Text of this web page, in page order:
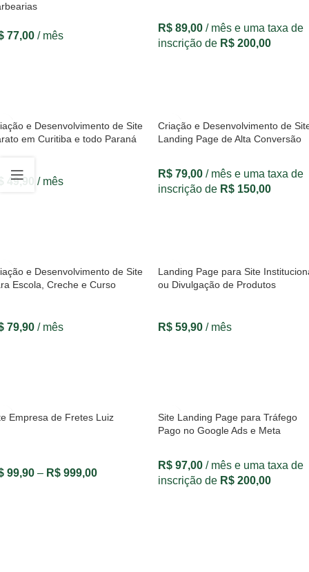
77,00 / mês
R$ 89,00 / mês e uma taxa de
inscrição de R$ 200,00
e Desenvolvimento de Site
em Curitiba e todo Paraná
49,90 / mês
Criação e Desenvolvimento de
Landing Page de Alta Conversão
R$ 79,00 / mês e uma taxa de
inscrição de R$ 150,00
e Desenvolvimento de Site
Escola, Creche e Curso
79,90 / mês
Landing Page para Site
ou Divulgação de Produtos
R$ 59,90 / mês
Empresa de Fretes Luiz
99,90 – R$ 999,00
Site Landing Page para Tráfego
Pago no Google Ads e Meta
R$ 97,00 / mês e uma taxa de
inscrição de R$ 200,00